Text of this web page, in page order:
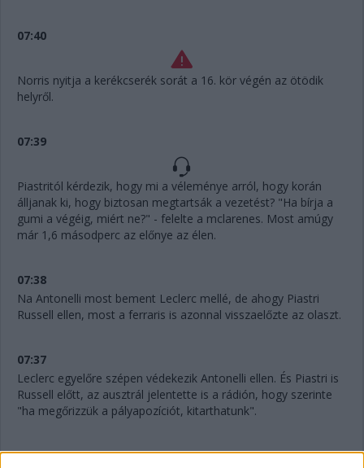
07:40
Norris nyitja a kerékcserék sorát a 16. kör végén az ötödik
helyről.
07:39
Piastritól kérdezik, hogy mi a véleménye arról, hogy korán
álljanak ki, hogy biztosan megtartsák a vezetést? "Ha bírja a
gumi a végéig, miért ne?" - felelte a mclarenes. Most amúgy
már 1,6 másodperc az előnye az élen.
07:38
Na Antonelli most bement Leclerc mellé, de ahogy Piastri
Russell ellen, most a ferraris is azonnal visszaelőzte az olaszt.
07:37
Leclerc egyelőre szépen védekezik Antonelli ellen. És Piastri is
Russell előtt, az ausztrál jelentette is a rádión, hogy szerinte
"ha megőrizzük a pályapozíciót, kitarthatunk".
07:36